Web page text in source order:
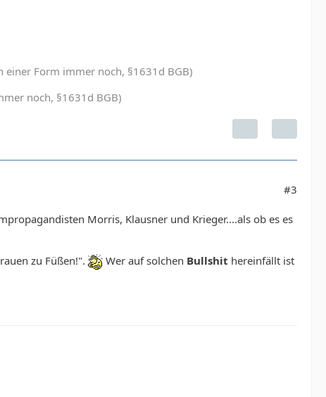
Form immer noch, §1631d BGB)
noch, §1631d BGB)
#3
Morris, Klausner und Krieger....als ob es es
zu Füßen!".
Wer auf solchen Bullshit hereinfällt ist